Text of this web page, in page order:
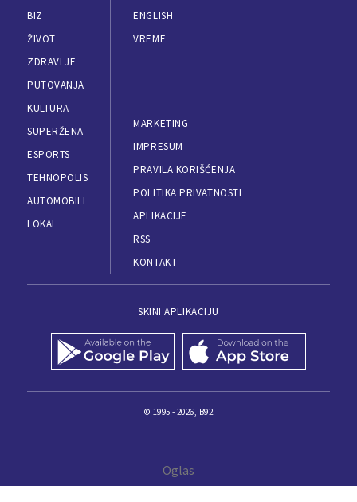
BIZ
ŽIVOT
ZDRAVLJE
PUTOVANJA
KULTURA
SUPERŽENA
ESPORTS
TEHNOPOLIS
AUTOMOBILI
LOKAL
ENGLISH
VREME
MARKETING
IMPRESUM
PRAVILA KORIŠĆENJA
POLITIKA PRIVATNOSTI
APLIKACIJE
RSS
KONTAKT
SKINI APLIKACIJU
© 1995 - 2026, B92